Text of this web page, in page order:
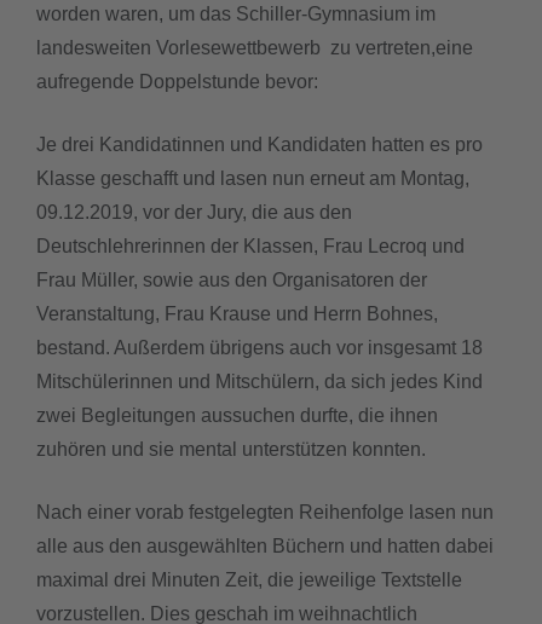
worden waren, um das Schiller-Gymnasium im
landesweiten Vorlesewettbewerb zu vertreten,eine
aufregende Doppelstunde bevor:
Je drei Kandidatinnen und Kandidaten hatten es pro
Klasse geschafft und lasen nun erneut am Montag,
09.12.2019, vor der Jury, die aus den
Deutschlehrerinnen der Klassen, Frau Lecroq und
Frau Müller, sowie aus den Organisatoren der
Veranstaltung, Frau Krause und Herrn Bohnes,
bestand. Außerdem übrigens auch vor insgesamt 18
Mitschülerinnen und Mitschülern, da sich jedes Kind
zwei Begleitungen aussuchen durfte, die ihnen
zuhören und sie mental unterstützen konnten.
Nach einer vorab festgelegten Reihenfolge lasen nun
alle aus den ausgewählten Büchern und hatten dabei
maximal drei Minuten Zeit, die jeweilige Textstelle
vorzustellen. Dies geschah im weihnachtlich